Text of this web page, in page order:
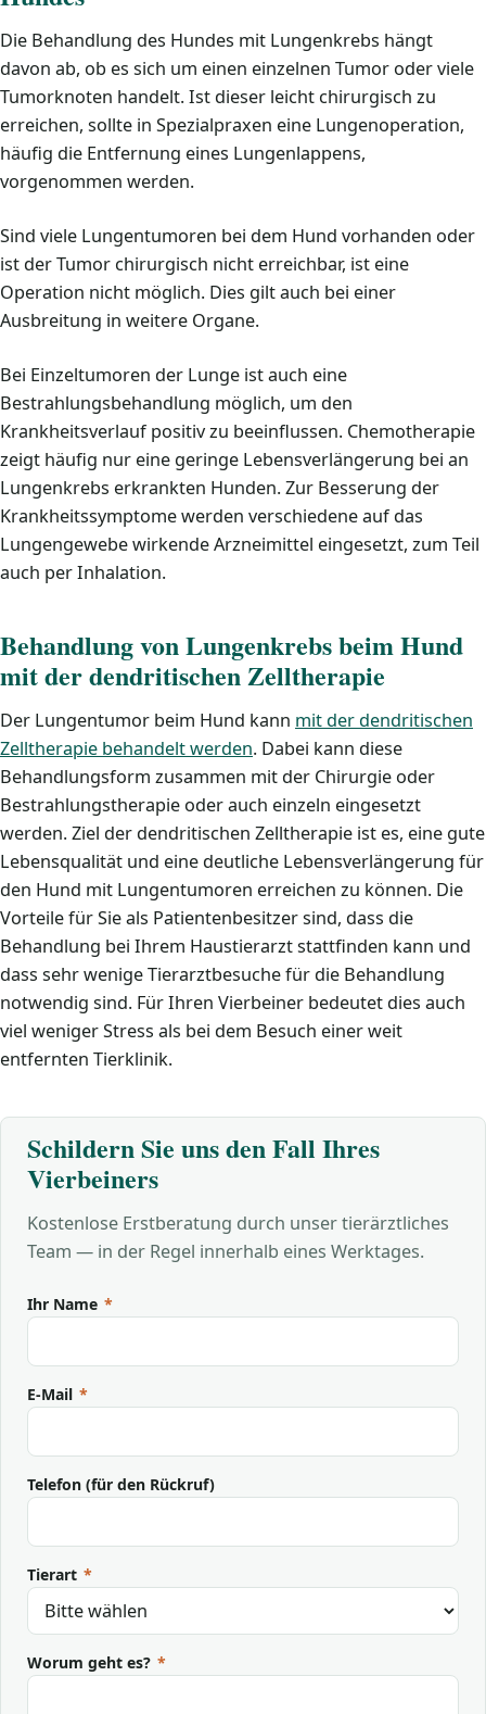
Die Behandlung des Hundes mit Lungenkrebs hängt
davon ab, ob es sich um einen einzelnen Tumor oder viele
Tumorknoten handelt. Ist dieser leicht chirurgisch zu
erreichen, sollte in Spezialpraxen eine Lungenoperation,
häufig die Entfernung eines Lungenlappens,
vorgenommen werden.
Sind viele Lungentumoren bei dem Hund vorhanden oder
ist der Tumor chirurgisch nicht erreichbar, ist eine
Operation nicht möglich. Dies gilt auch bei einer
Ausbreitung in weitere Organe.
Bei Einzeltumoren der Lunge ist auch eine
Bestrahlungsbehandlung möglich, um den
Krankheitsverlauf positiv zu beeinflussen. Chemotherapie
zeigt häufig nur eine geringe Lebensverlängerung bei an
Lungenkrebs erkrankten Hunden. Zur Besserung der
Krankheitssymptome werden verschiedene auf das
Lungengewebe wirkende Arzneimittel eingesetzt, zum Teil
auch per Inhalation.
Behandlung von Lungenkrebs beim Hund
mit der dendritischen Zelltherapie
Der Lungentumor beim Hund kann mit der dendritischen
Zelltherapie behandelt werden. Dabei kann diese
Behandlungsform zusammen mit der Chirurgie oder
Bestrahlungstherapie oder auch einzeln eingesetzt
werden. Ziel der dendritischen Zelltherapie ist es, eine gute
Lebensqualität und eine deutliche Lebensverlängerung für
den Hund mit Lungentumoren erreichen zu können. Die
Vorteile für Sie als Patientenbesitzer sind, dass die
Behandlung bei Ihrem Haustierarzt stattfinden kann und
dass sehr wenige Tierarztbesuche für die Behandlung
notwendig sind. Für Ihren Vierbeiner bedeutet dies auch
viel weniger Stress als bei dem Besuch einer weit
entfernten Tierklinik.
Schildern Sie uns den Fall Ihres
Vierbeiners
Kostenlose Erstberatung durch unser tierärztliches
Team — in der Regel innerhalb eines Werktages.
Ihr Name *
E-Mail *
Telefon (für den Rückruf)
Tierart *
Worum geht es? *